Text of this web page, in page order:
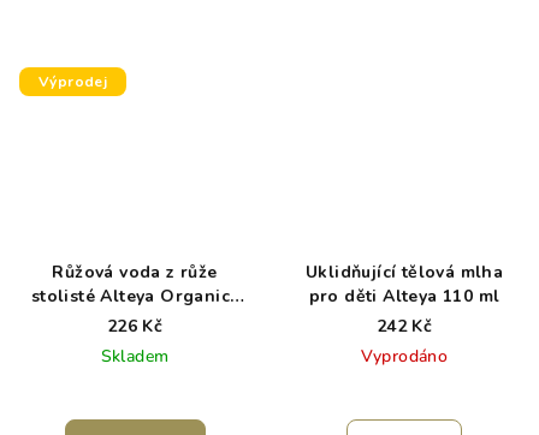
Výprodej
Růžová voda z růže
stolisté Alteya Organics
100ml
226 Kč
Skladem
Uklidňující tělová mlha
pro děti Alteya 110 ml
242 Kč
Vyprodáno